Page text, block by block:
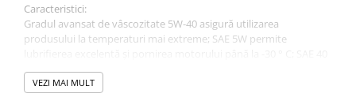
Caracteristici:
Gradul avansat de vâscozitate 5W-40 asigură utilizarea
produsului la temperaturi mai extreme; SAE 5W permite
garantează pelicula de lubrifiere cu temperaturi exterioare de
până la + 40 ° C. Consumul redus de combustibil și emisiile reduse
VEZI MAI MULT